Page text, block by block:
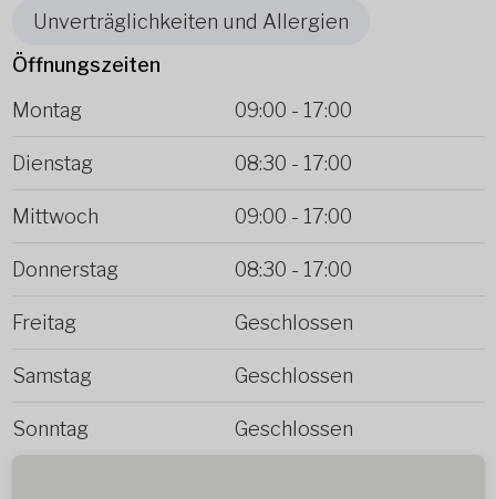
Unverträglichkeiten und Allergien
Öffnungszeiten
Montag
09:00 - 17:00
Dienstag 08:30 - 17:00
Mittwoch 09:00 - 17:00
Donnerstag 08:30 - 17:00
Freitag Geschlossen
Samstag Geschlossen
Sonntag Geschlossen